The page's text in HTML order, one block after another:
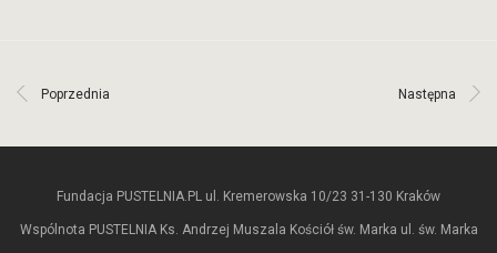
Poprzednia Następna
Fundacja PUSTELNIA.PL ul. Kremerowska 10/23 31-130 Kraków
Wspólnota PUSTELNIA Ks. Andrzej Muszala Kościół św. Marka ul. św. Marka